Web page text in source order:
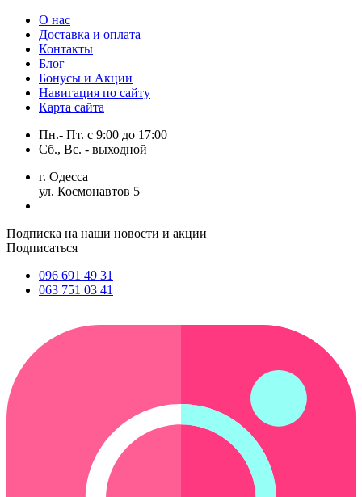
О нас
Доставка и оплата
Контакты
Блог
Бонусы и Акции
Навигация по сайту
Карта сайта
Пн.- Пт. с 9:00 до 17:00
Сб., Вс. - выходной
г. Одесса
ул. Космонавтов 5
Подписка на наши новости и акции
Подписаться
096 691 49 31
063 751 03 41